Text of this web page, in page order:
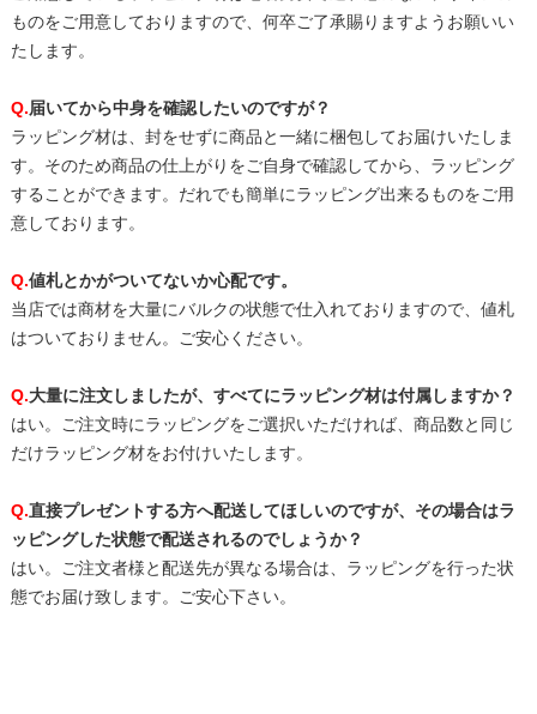
ものをご用意しておりますので、何卒ご了承賜りますようお願いい
たします。
Q.届いてから中身を確認したいのですが？
ラッピング材は、封をせずに商品と一緒に梱包してお届けいたしま
す。そのため商品の仕上がりをご自身で確認してから、ラッピング
することができます。だれでも簡単にラッピング出来るものをご用
意しております。
Q.値札とかがついてないか心配です。
当店では商材を大量にバルクの状態で仕入れておりますので、値札
はついておりません。ご安心ください。
Q.大量に注文しましたが、すべてにラッピング材は付属しますか？
はい。ご注文時にラッピングをご選択いただければ、商品数と同じ
だけラッピング材をお付けいたします。
Q.直接プレゼントする方へ配送してほしいのですが、その場合はラ
ッピングした状態で配送されるのでしょうか？
はい。ご注文者様と配送先が異なる場合は、ラッピングを行った状
態でお届け致します。ご安心下さい。